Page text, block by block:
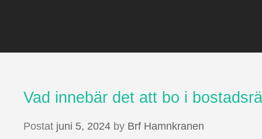
Vad innebär det att bo i
Postat juni 5, 2024 by Brf Hamnkranen